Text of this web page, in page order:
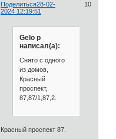
Поделиться 10
28-02-
2024 12:19:51
Gelo p
написал(а):
Снято с одного
из домов,
Красный
проспект,
87,87/1,87,2.
Красный проспект 87.